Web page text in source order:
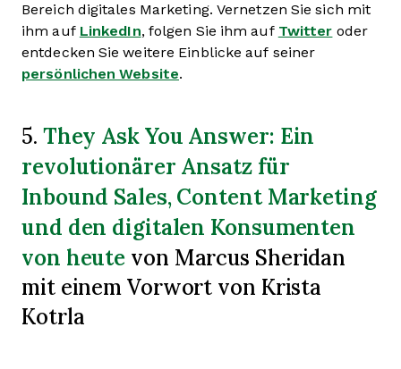
Bereich digitales Marketing. Vernetzen Sie sich mit
ihm auf LinkedIn, folgen Sie ihm auf Twitter oder
entdecken Sie weitere Einblicke auf seiner
persönlichen Website.
5. They Ask You Answer: Ein
revolutionärer Ansatz für
Inbound Sales, Content Marketing
und den digitalen Konsumenten
von heute von Marcus Sheridan
mit einem Vorwort von Krista
Kotrla